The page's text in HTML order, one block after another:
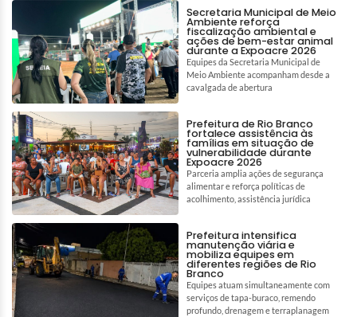
Secretaria Municipal de Meio
Ambiente reforça
fiscalização ambiental e
ações de bem-estar animal
durante a Expoacre 2026
Equipes da Secretaria Municipal de
Meio Ambiente acompanham desde a
cavalgada de abertura
Prefeitura de Rio Branco
fortalece assistência às
famílias em situação de
vulnerabilidade durante
Expoacre 2026
Parceria amplia ações de segurança
alimentar e reforça políticas de
acolhimento, assistência jurídica
Prefeitura intensifica
manutenção viária e
mobiliza equipes em
diferentes regiões de Rio
Branco
Equipes atuam simultaneamente com
serviços de tapa-buraco, remendo
profundo, drenagem e terraplanagem